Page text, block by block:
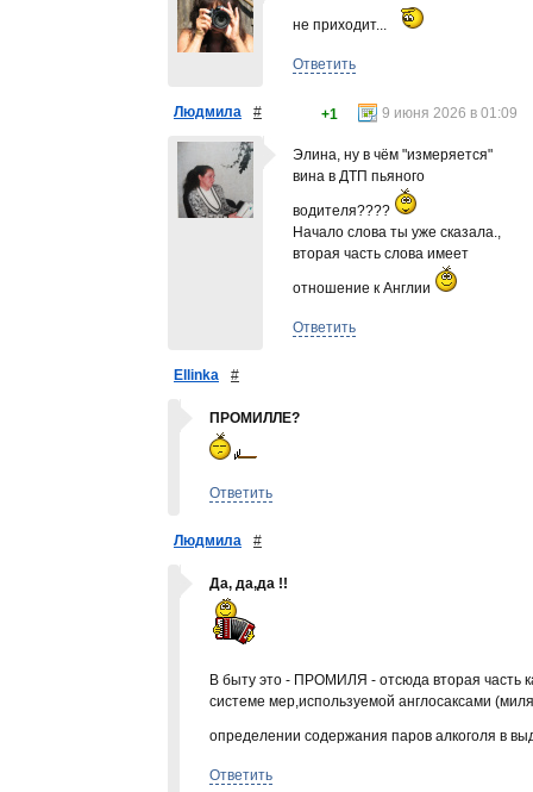
не приходит...
Ответить
Людмила # 9 июня 2026 в 01:09
+1
Элина, ну в чём "измеряется"
вина в ДТП пьяного
водителя????
Начало слова ты уже сказала.,
вторая часть слова имеет
отношение к Англии
Ответить
Ellinka #
ПРОМИЛЛЕ?
Ответить
Людмила #
Да, да,да !!
В быту это - ПРОМИЛЯ - отсюда вторая часть
системе мер,используемой англосаксами
определении содержания паров алкоголя в
Ответить